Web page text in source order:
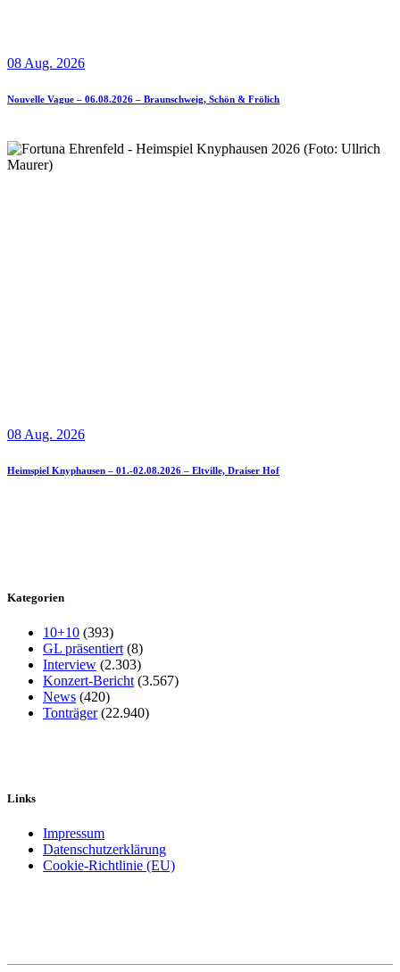
08 Aug. 2026
Nouvelle Vague – 06.08.2026 – Braunschweig, Schön & Frölich
08 Aug. 2026
Heimspiel Knyphausen – 01.-02.08.2026 – Eltville, Draiser Hof
Kategorien
10+10 (393)
GL präsentiert (8)
Interview (2.303)
Konzert-Bericht (3.567)
News (420)
Tonträger(22.940)
Links
Impressum
Datenschutzerklärung
Cookie-Richtlinie (EU)